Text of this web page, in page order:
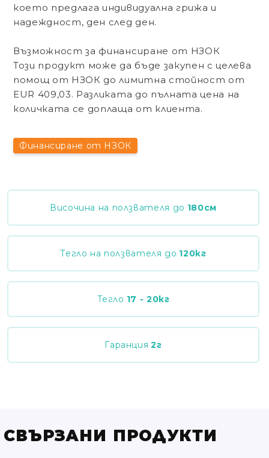
което предлага индивидуална грижа и
надеждност, ден след ден.
Възможност за финансиране от НЗОК
Този продукт може да бъде закупен сцелева
помощ от НЗОК до лимитна стойност от
EUR 409,03. Разликата до пълната цена на
количката се доплаща от клиента.
Финансиране от НЗОК
Височина на ползвателя до 180см
Тегло на ползвателя до 120кг
Тегло 17 - 20кг
Гаранция 2г
СВЪРЗАНИ ПРОДУКТИ